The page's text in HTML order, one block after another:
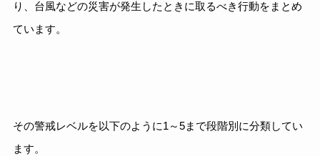
り、台風などの災害が発生したときに取るべき行動をまとめ
ています。
その警戒レベルを以下のように1～5まで段階別に分類してい
ます。